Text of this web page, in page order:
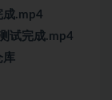
成.mp4
试完成.mp4
库